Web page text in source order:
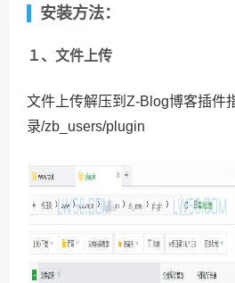
安装方法：
１、文件上传
文件上传解压到Z-Blog博客插件
录/zb_users/plugin